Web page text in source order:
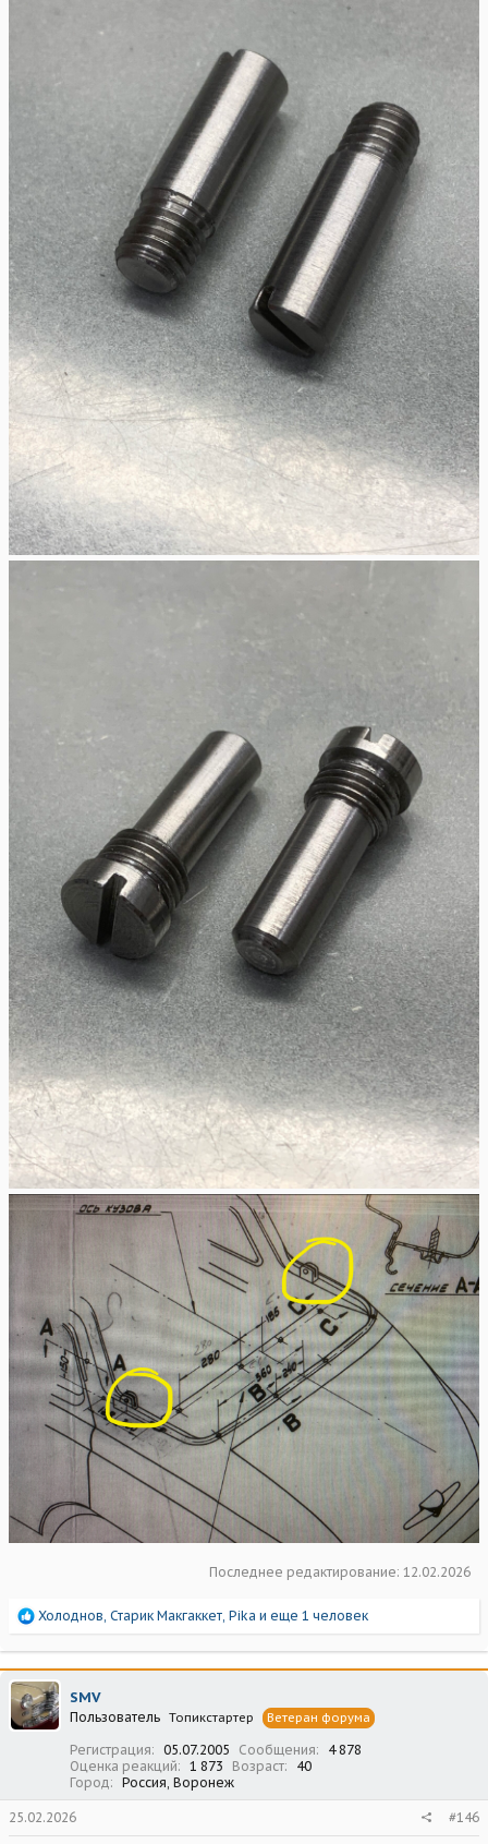
Последнее редактирование: 12.02.2026
Р
а
к
ц
и
и
Холоднов, Старик Макгаккет, Pika и еще 1 человек
SMV
Пользователь Топикстартер Ветеран форума
Регистрация 05.07.2005 Сообщения
4 878
Оценка реакций
1 873 Возраст
40
Город
Россия, Воронеж
25.02.2026 #146